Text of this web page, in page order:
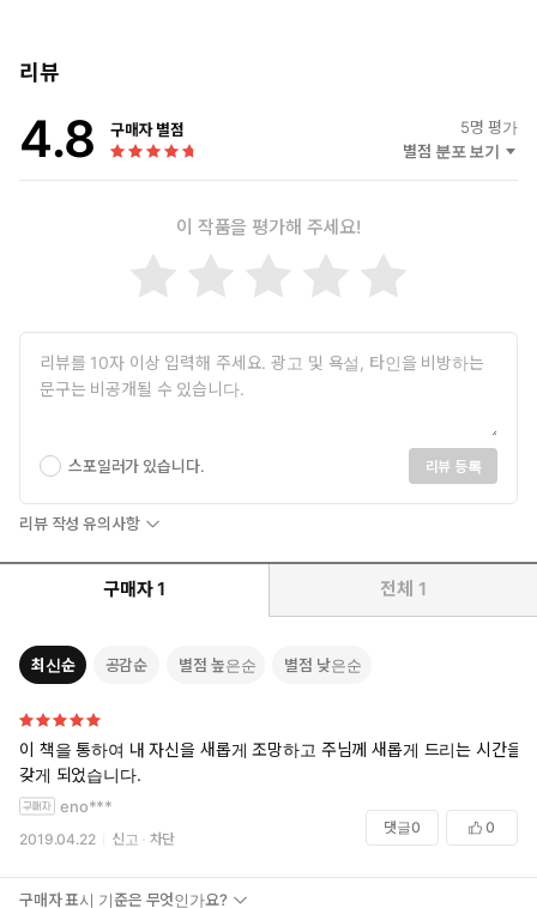
리뷰
4.8 구매자 별점 5명 평가
별점 분포 보기
이 작품을 평가해 주세요!
스포일러가 있습니다. 리뷰 등록
리뷰 작성 유의사항
구매자 1 전체 1
최신순 공감순 별점 높은순 별점 낮은순
이 책을 통하여 내 자신을 새롭게 조망하고 주님께 새롭게 드리는 시간을
갖게 되었습니다.
eno***
2019.04.22 신고 차단
댓글0 0
구매자 표시 기준은 무엇인가요?